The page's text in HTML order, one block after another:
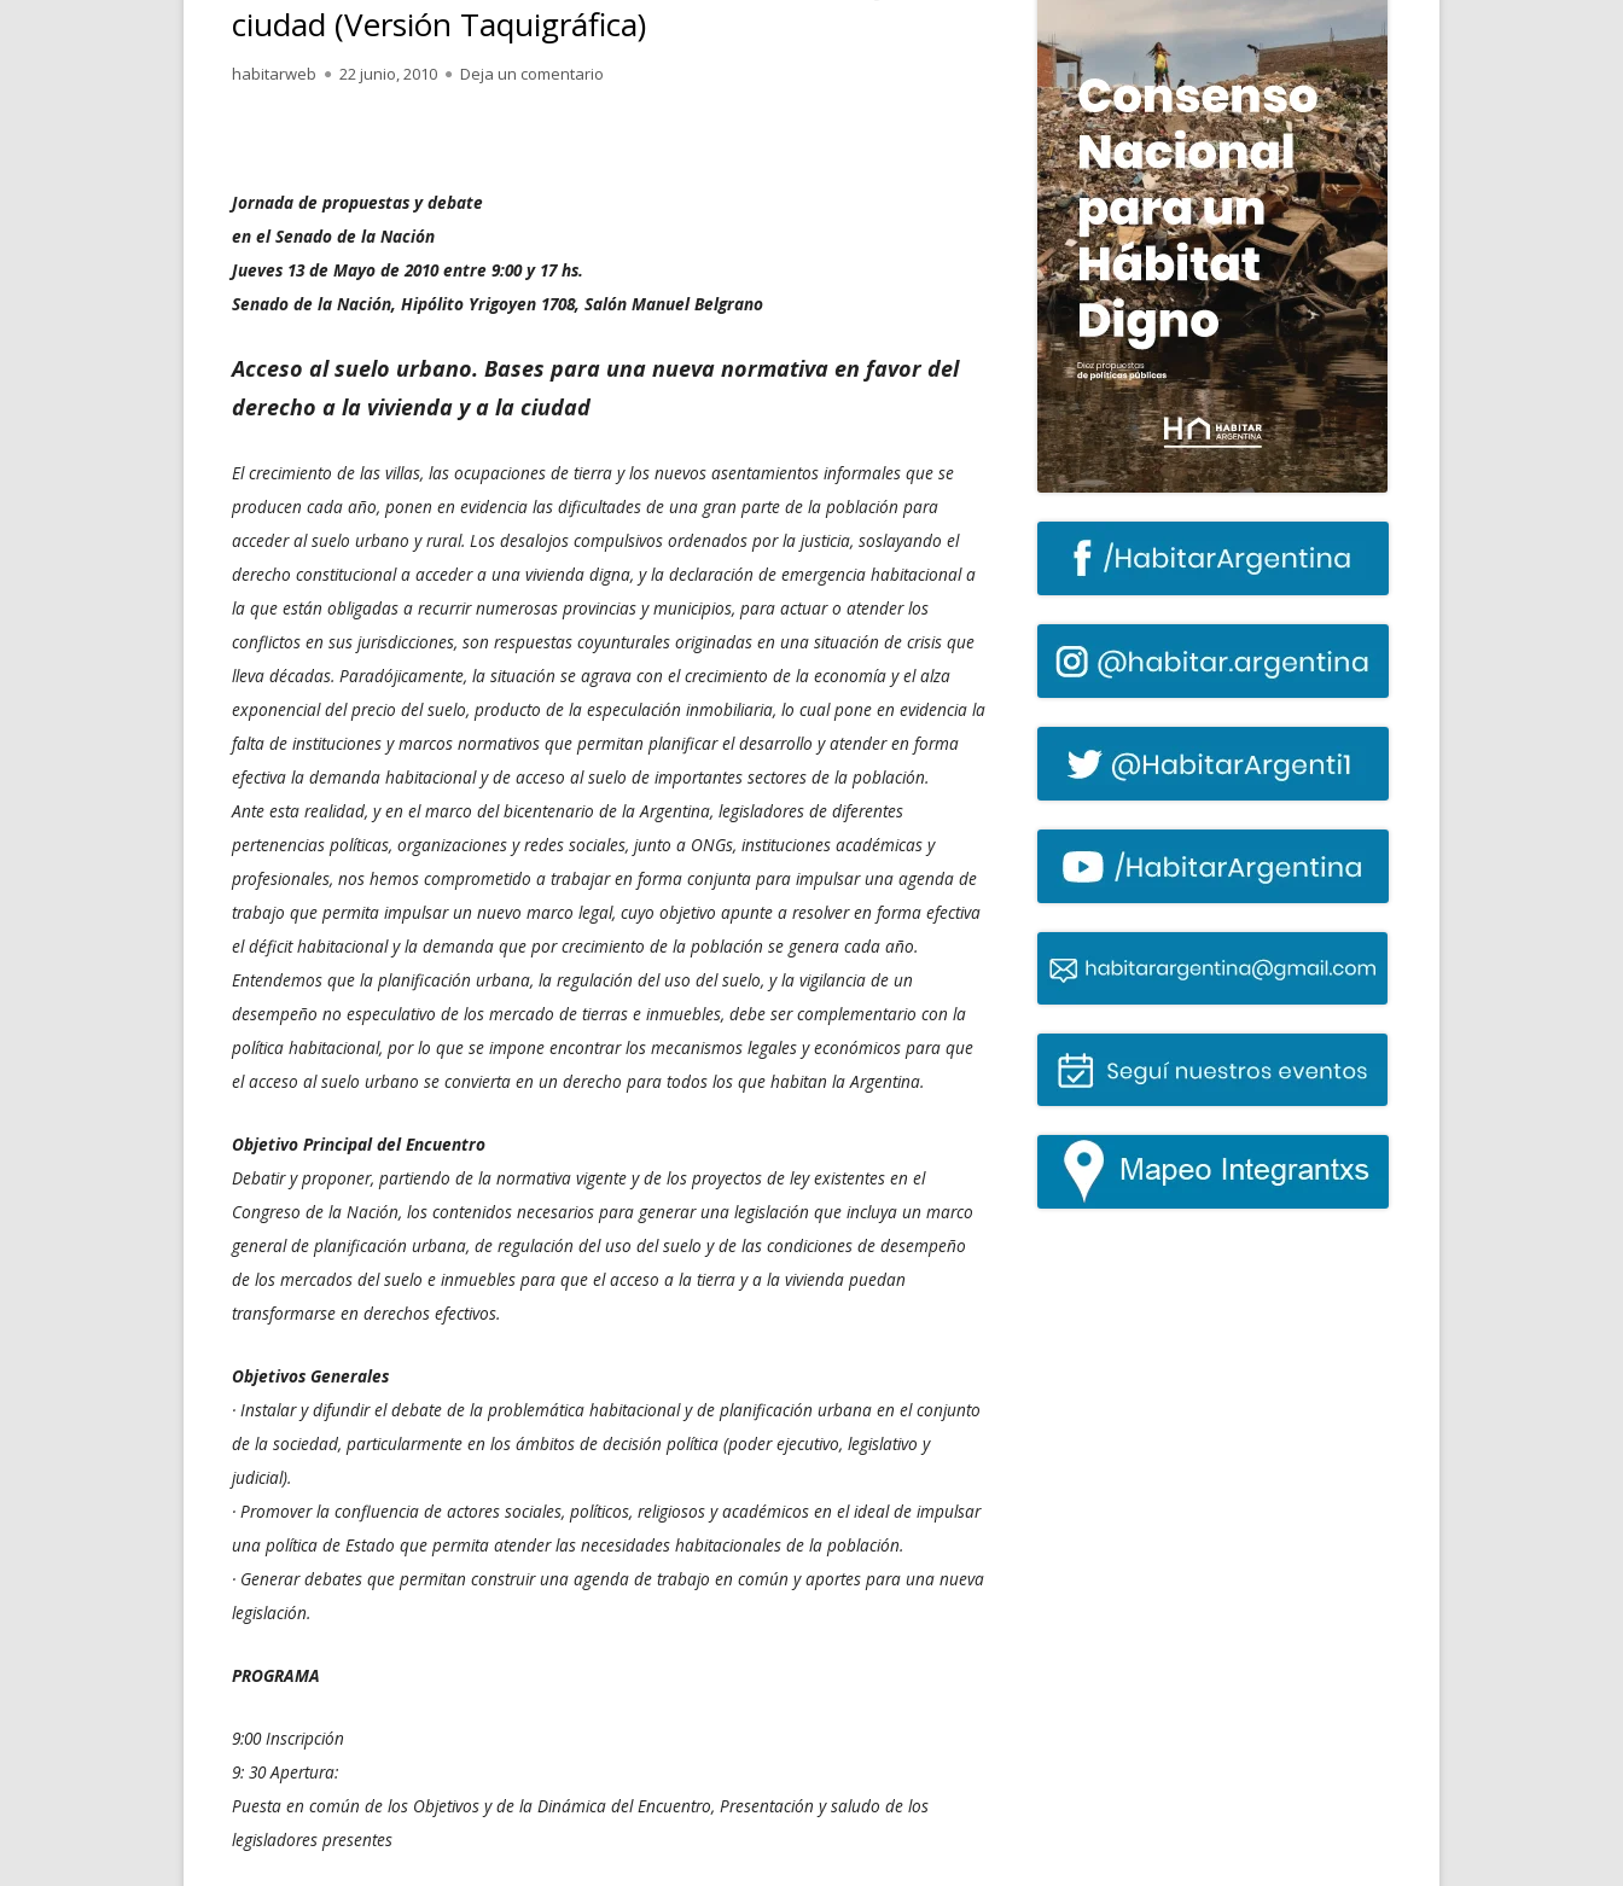
ciudad (Versión Taquigráfica)
Autor
habitarweb
Publicado
22 junio, 2010 Deja un comentario para Acceso al suelo urbano. Bases para una nueva normativa en favor del derecho a la vivienda y a la ciudad (Versión Taquigráfica)
Jornada de propuestas y debate
en el Senado de la Nación
Jueves 13 de Mayo de 2010 entre 9:00 y 17 hs.
Senado de la Nación, Hipólito Yrigoyen 1708, Salón Manuel Belgrano
Acceso al suelo urbano. Bases para una nueva normativa en favor del
derecho a la vivienda y a la ciudad
El crecimiento de las villas, las ocupaciones de tierra y los nuevos asentamientos informales que se
producen cada año, ponen en evidencia las dificultades de una gran parte de la población para
acceder al suelo urbano y rural. Los desalojos compulsivos ordenados por la justicia, soslayando el
derecho constitucional a acceder a una vivienda digna, y la declaración de emergencia habitacional a
la que están obligadas a recurrir numerosas provincias y municipios, para actuar o atender los
conflictos en sus jurisdicciones, son respuestas coyunturales originadas en una situación de crisis que
lleva décadas. Paradójicamente, la situación se agrava con el crecimiento de la economía y el alza
exponencial del precio del suelo, producto de la especulación inmobiliaria, lo cual pone en evidencia la
falta de instituciones y marcos normativos que permitan planificar el desarrollo y atender en forma
efectiva la demanda habitacional y de acceso al suelo de importantes sectores de la población.
Ante esta realidad, y en el marco del bicentenario de la Argentina, legisladores de diferentes
pertenencias políticas, organizaciones y redes sociales, junto a ONGs, instituciones académicas y
profesionales, nos hemos comprometido a trabajar en forma conjunta para impulsar una agenda de
trabajo que permita impulsar un nuevo marco legal, cuyo objetivo apunte a resolver en forma efectiva
el déficit habitacional y la demanda que por crecimiento de la población se genera cada año.
Entendemos que la planificación urbana, la regulación del uso del suelo, y la vigilancia de un
desempeño no especulativo de los mercado de tierras e inmuebles, debe ser complementario con la
política habitacional, por lo que se impone encontrar los mecanismos legales y económicos para que
el acceso al suelo urbano se convierta en un derecho para todos los que habitan la Argentina.
Objetivo Principal del Encuentro
Debatir y proponer, partiendo de la normativa vigente y de los proyectos de ley existentes en el
Congreso de la Nación, los contenidos necesarios para generar una legislación que incluya un marco
general de planificación urbana, de regulación del uso del suelo y de las condiciones de desempeño
de los mercados del suelo e inmuebles para que el acceso a la tierra y a la vivienda puedan
transformarse en derechos efectivos.
Objetivos Generales
· Instalar y difundir el debate de la problemática habitacional y de planificación urbana en el conjunto
de la sociedad, particularmente en los ámbitos de decisión política (poder ejecutivo, legislativo y
judicial).
· Promover la confluencia de actores sociales, políticos, religiosos y académicos en el ideal de impulsar
una política de Estado que permita atender las necesidades habitacionales de la población.
· Generar debates que permitan construir una agenda de trabajo en común y aportes para una nueva
legislación.
PROGRAMA
9:00 Inscripción
9: 30 Apertura:
Puesta en común de los Objetivos y de la Dinámica del Encuentro, Presentación y saludo de los
legisladores presentes
principal